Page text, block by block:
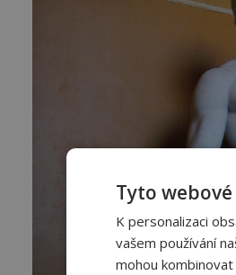
Tyto
K personalizaci
vašem používání
mohou